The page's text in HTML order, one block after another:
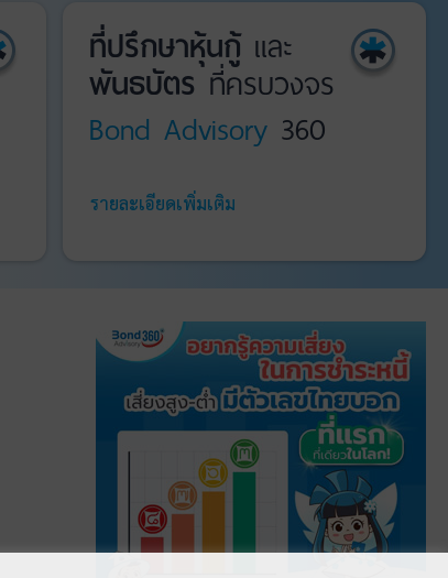
ที่ปรึกษาหุ้นกู้และ
พันธบัตรที่ครบวงจร
Bond Advisory360
รายละเอียดเพิ่มเติม